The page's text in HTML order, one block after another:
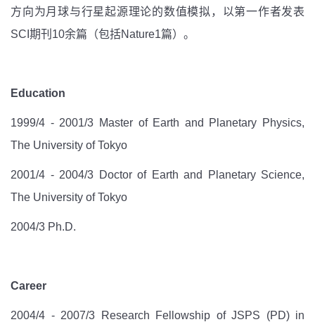
方向为月球与行星起源理论的数值模拟，以第一作者发表
SCI期刊10余篇（包括Nature1篇）。
Education
1999/4 - 2001/3 Master of Earth and Planetary Physics,
The University of Tokyo
2001/4 - 2004/3 Doctor of Earth and Planetary Science,
The University of Tokyo
2004/3 Ph.D.
Career
2004/4 - 2007/3 Research Fellowship of JSPS (PD) in